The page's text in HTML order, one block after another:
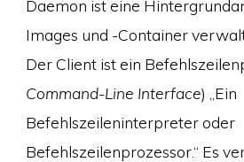
Daemon ist eine
Images und -Container
Der Client ist ein
Command-Line Interface) „Ein
Befehlszeileninterpreter oder
Befehlszeilenprozessor.“ Es